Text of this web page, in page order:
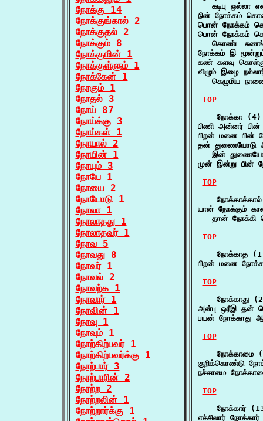
நோக்கு 14
நோக்குங்கால் 2
நோக்குதல் 2
நோக்கும் 8
நோக்குமின் 1
நோக்குள்ளும் 1
நோக்கேன் 1
நோகும் 1
நோதல் 3
நோய் 87
நோய்க்கு 3
நோய்கள் 1
நோயால் 2
நோயின் 1
நோயும் 3
நோயே 1
நோயை 2
நோயோடு 1
நோலா 1
நோலாதது 1
நோலாதவர் 1
நோவ 5
நோவது 8
நோவர் 1
நோவல் 2
நோவற்க 1
நோவார் 1
நோவின் 1
நோவு 1
நோவும் 1
நோற்கிற்பவர் 1
நோற்கிற்பவர்க்கு 1
நோற்பார் 3
நோற்பாரின் 2
நோற்ற 2
நோற்றலின் 1
நோற்றார்க்கு 1
கடிபு ஒல்லா
நின் நோக்கம்
பொன் நோக்கம்
பொன் நோக்கம்
கொண்ட
நோக்கம் இ
கண் களவு
விழும் இழை
கெழுமிய
TOP
    நோக்கா (4)
பிணி அன்னர் பின்
பிறன் மனை பின்
தன் துணையோடு
இன்
முன் இன்று பின்
TOP
நோக்காக்கால்
யான் நோக்கும்
தான் நோக்கி
TOP
நோக்காத
பிறன் மனை
TOP
நோக்காது
அன்பு ஒரீஇ தன்
பயன் நோக்காது
TOP
நோக்காமை
குறிக்கொண்டு
நச்சாமை
TOP
நோக்கார்
எச்சிலார்